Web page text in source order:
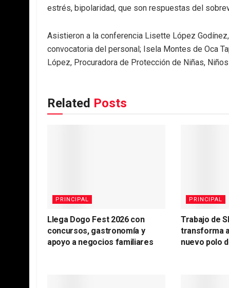
estrés, bipolaridad, que son respuestas del
Asistieron a la conferencia Lisette López
convocatoria del personal; Isela Montes de Oca
López, Procuradora de Protección de Niñas,
Related Posts
PRINCIPAL
Llega Dogo Fest 2026 con
concursos, gastronomía y
apoyo a negocios familiares
PRINCIPAL
Trabajo de
transforma
nuevo polo